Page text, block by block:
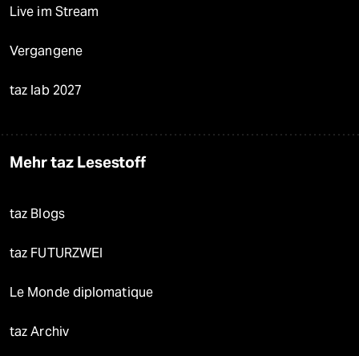
Live im Stream
Vergangene
taz lab 2027
Mehr taz Lesestoff
taz Blogs
taz FUTURZWEI
Le Monde diplomatique
taz Archiv